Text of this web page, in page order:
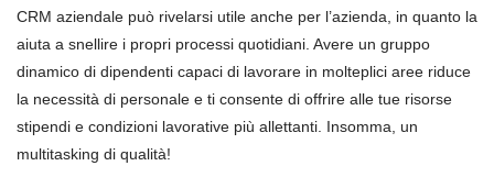
CRM aziendale può rivelarsi utile anche per l’azienda, in quanto la
aiuta a snellire i propri processi quotidiani. Avere un gruppo
dinamico di dipendenti capaci di lavorare in molteplici aree riduce
la necessità di personale e ti consente di offrire alle tue risorse
stipendi e condizioni lavorative più allettanti. Insomma, un
multitasking di qualità!